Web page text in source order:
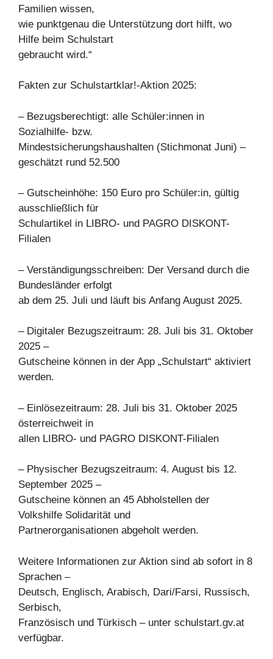
Familien wissen,
wie punktgenau die Unterstützung dort hilft, wo
Hilfe beim Schulstart
gebraucht wird.“
Fakten zur Schulstartklar!-Aktion 2025:
– Bezugsberechtigt: alle Schüler:innen in
Sozialhilfe- bzw.
Mindestsicherungshaushalten (Stichmonat Juni) –
geschätzt rund 52.500
– Gutscheinhöhe: 150 Euro pro Schüler:in, gültig
ausschließlich für
Schulartikel in LIBRO- und PAGRO DISKONT-
Filialen
– Verständigungsschreiben: Der Versand durch die
Bundesländer erfolgt
ab dem 25. Juli und läuft bis Anfang August 2025.
– Digitaler Bezugszeitraum: 28. Juli bis 31. Oktober
2025 –
Gutscheine können in der App „Schulstart“ aktiviert
werden.
– Einlösezeitraum: 28. Juli bis 31. Oktober 2025
österreichweit in
allen LIBRO- und PAGRO DISKONT-Filialen
– Physischer Bezugszeitraum: 4. August bis 12.
September 2025 –
Gutscheine können an 45 Abholstellen der
Volkshilfe Solidarität und
Partnerorganisationen abgeholt werden.
Weitere Informationen zur Aktion sind ab sofort in 8
Sprachen –
Deutsch, Englisch, Arabisch, Dari/Farsi, Russisch,
Serbisch,
Französisch und Türkisch – unter schulstart.gv.at
verfügbar.